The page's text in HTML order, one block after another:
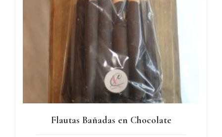
Flautas Bañadas en Chocolate